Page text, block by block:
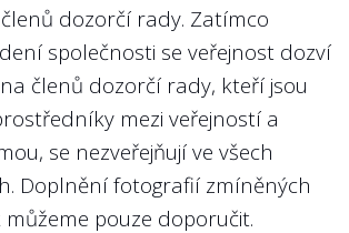
stanoveny, aby si veřejnost
zda daná firma funguje
špatně.
podniků takovou strategii
přímo dozorčí rada podniku,
§ 13 odst. 1 písm. a)
77/1997 Sb. o státním podniku.
dozorčí rady. Zatímco
společnosti se veřejnost dozví
členů dozorčí rady, kteří jsou
mezi veřejností a
se nezveřejňují ve všech
Doplnění fotografií zmíněných
můžeme pouze doporučit.